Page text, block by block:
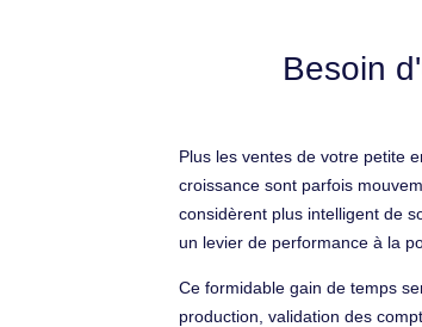
Besoin
Plus les ventes de votre petite
croissance sont parfois
considèrent plus intelligent de
un levier de performance à la
Ce formidable gain de temps
production, validation des